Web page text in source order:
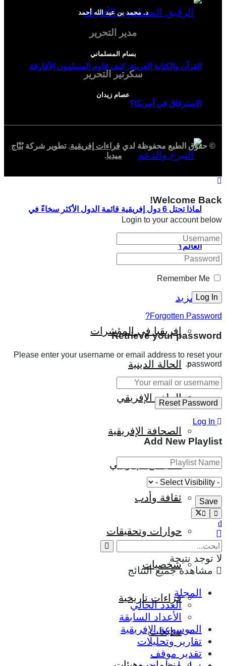
القرآن والكتابة العربية: كيف قاوم المسلمون الأفارقة
الاسترقاق في أمريكا؟
لماذا تحتل 6 دول إفريقية قائمة الدول الأكثر سخاءً في
العالم؟
المزيد
إفريقيا في المؤشرات
الحالة الدينية
الملف الإفريقي
الصحافة الإفريقية
المجتمع الإفريقي
ثقافة وأدب
حوارات وتحقيقات
شخصيات
قراءات تاريخية
متابعات
د. محمد بن عبد الله أحمد
مدير التحرير
بسام المسلماني
سكرتير التحرير
عصام زيدان
© حقوق الطبع محفوظة لدي قراءات إفريقية. تطوير شركةبُنّاج
ميديا.
Welcome Back!
Login to your account below
Remember Me
Forgotten Password?
Retrieve your password
Please enter your username or email address to reset your
password.
Add New Playlist
لا توجد نتيجة
مشاهدة جميع النتائج
المجلة
العدد الحالي
الأعداد السابقة
الموسوعة الإفريقية
تقارير وتحليلات
تقدير موقف